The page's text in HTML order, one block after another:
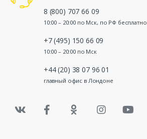
8 (800) 707 66 09
10:00 – 20:00 по Мск, по РФ бесплатно
+7 (495) 150 66 09
10:00 – 20:00 по Мск
+44 (20) 38 07 96 01
главный офис в Лондоне